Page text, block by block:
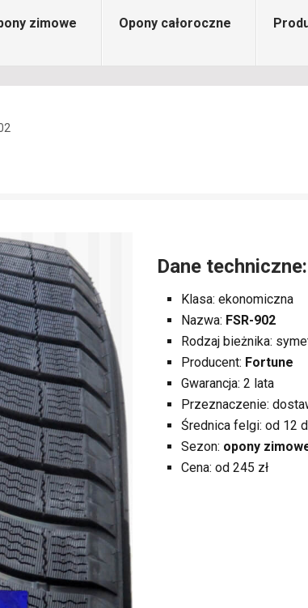
zimowe Opony całoroczne
Dane techniczne:
Klasa: ekonomiczna
Nazwa: FSR-902
Rodzaj bieżnika:
Producent: Fortune
Gwarancja: 2 lata
Przeznaczenie:
Średnica felgi: od 12
Sezon: opony
Cena: od 245 zł